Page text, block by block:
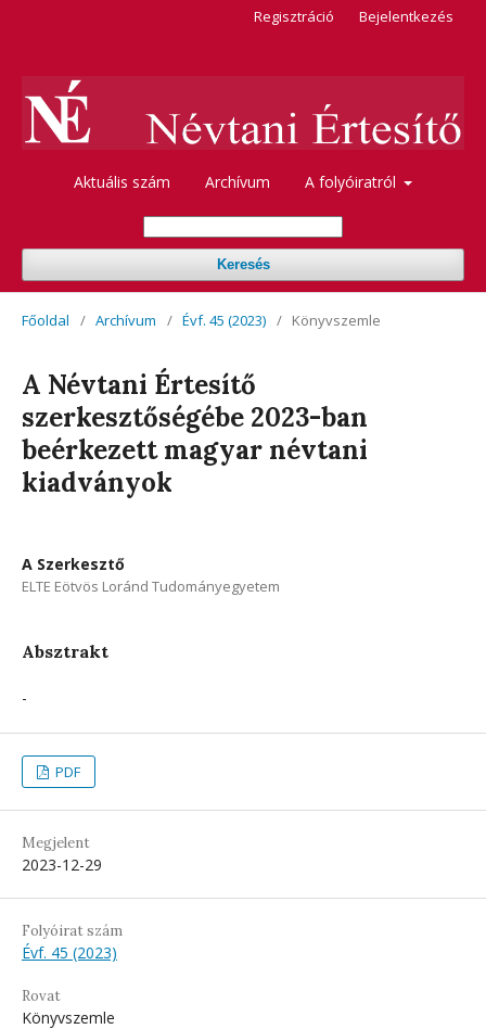
Aktuális szám Archívum A folyóiratról
Keresés
Regisztráció Bejelentkezés
Főoldal / Archívum / Évf. 45 (2023) / Könyvszemle
A Névtani Értesítő
szerkesztőségébe 2023-ban
beérkezett magyar névtani
kiadványok
A Szerkesztő
ELTE Eötvös Loránd Tudományegyetem
Absztrakt
-
PDF
Megjelent
2023-12-29
Folyóirat szám
Évf. 45 (2023)
Rovat
Könyvszemle